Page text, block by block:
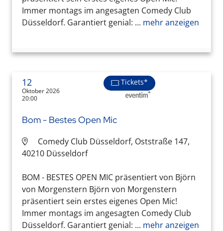
Immer montags im angesagten Comedy Club
Düsseldorf. Garantiert genial: ... mehr anzeigen
12
Oktober 2026
20:00
Tickets*
Bom - Bestes Open Mic
Comedy Club Düsseldorf, Oststraße 147,
40210 Düsseldorf
BOM - BESTES OPEN MIC präsentiert von Björn
von Morgenstern Björn von Morgenstern
präsentiert sein erstes eigenes Open Mic!
Immer montags im angesagten Comedy Club
Düsseldorf. Garantiert genial: ... mehr anzeigen